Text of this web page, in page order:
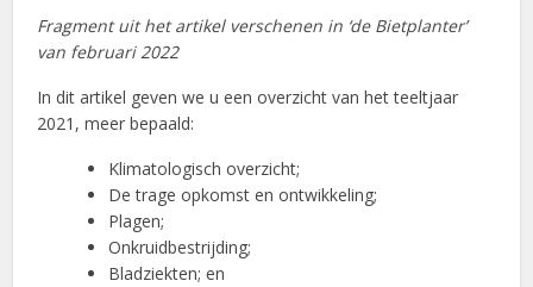
Fragment uit het artikel verschenen in ‘de Bietplanter’
van februari 2022
In dit artikel geven we u een overzicht van het teeltjaar
2021, meer bepaald:
Klimatologisch overzicht;
De trage opkomst en ontwikkeling;
Plagen;
Onkruidbestrijding;
Bladziekten; en